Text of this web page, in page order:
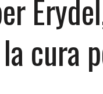
cura